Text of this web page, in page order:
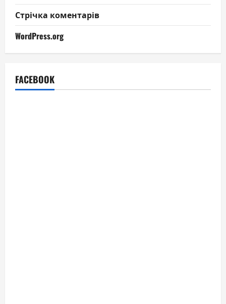
Стрічка коментарів
WordPress.org
FACEBOOK